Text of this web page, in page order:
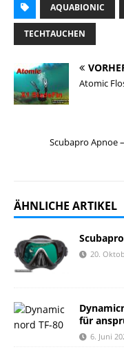
AQUABIONIC
TECHTAUCHEN
Atomic
Scubapro Apnoe
ÄHNLICHE ARTIKEL
20.
für
6. Juni